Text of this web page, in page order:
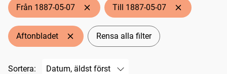
Från 1887-05-07 Till 1887-05-07
Aftonbladet Rensa alla filter
Sortera: